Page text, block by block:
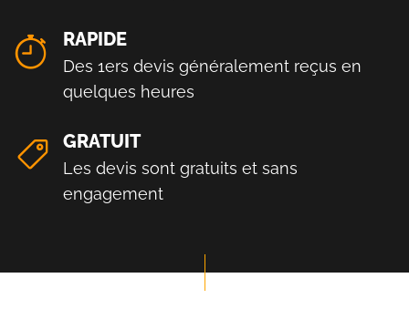
RAPIDE
Des 1ers devis généralement reçus en
quelques heures
GRATUIT
Les devis sont gratuits et sans
engagement